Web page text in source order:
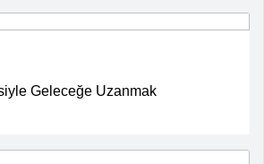
Geleceğe Uzanmak